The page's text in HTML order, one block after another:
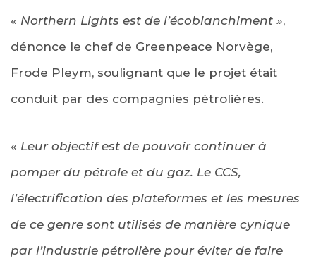
« Northern Lights est de l’écoblanchiment »,
dénonce le chef de Greenpeace Norvège,
Frode Pleym, soulignant que le projet était
conduit par des compagnies pétrolières.
« Leur objectif est de pouvoir continuer à
pomper du pétrole et du gaz. Le CCS,
l’électrification des plateformes et les mesures
de ce genre sont utilisés de manière cynique
par l’industrie pétrolière pour éviter de faire